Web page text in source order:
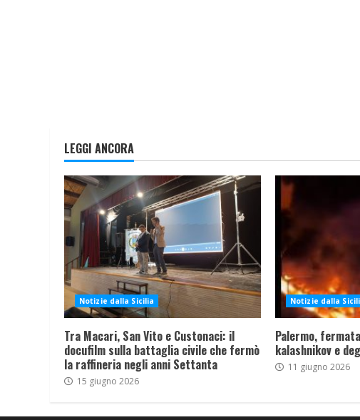
LEGGI ANCORA
Notizie dalla Sicilia
Tra Macari, San Vito e Custonaci: il
docufilm sulla battaglia civile che fermò
la raffineria negli anni Settanta
15 giugno 2026
Notizie dalla
Palermo,
kalashnikov e
11 giugno 2026